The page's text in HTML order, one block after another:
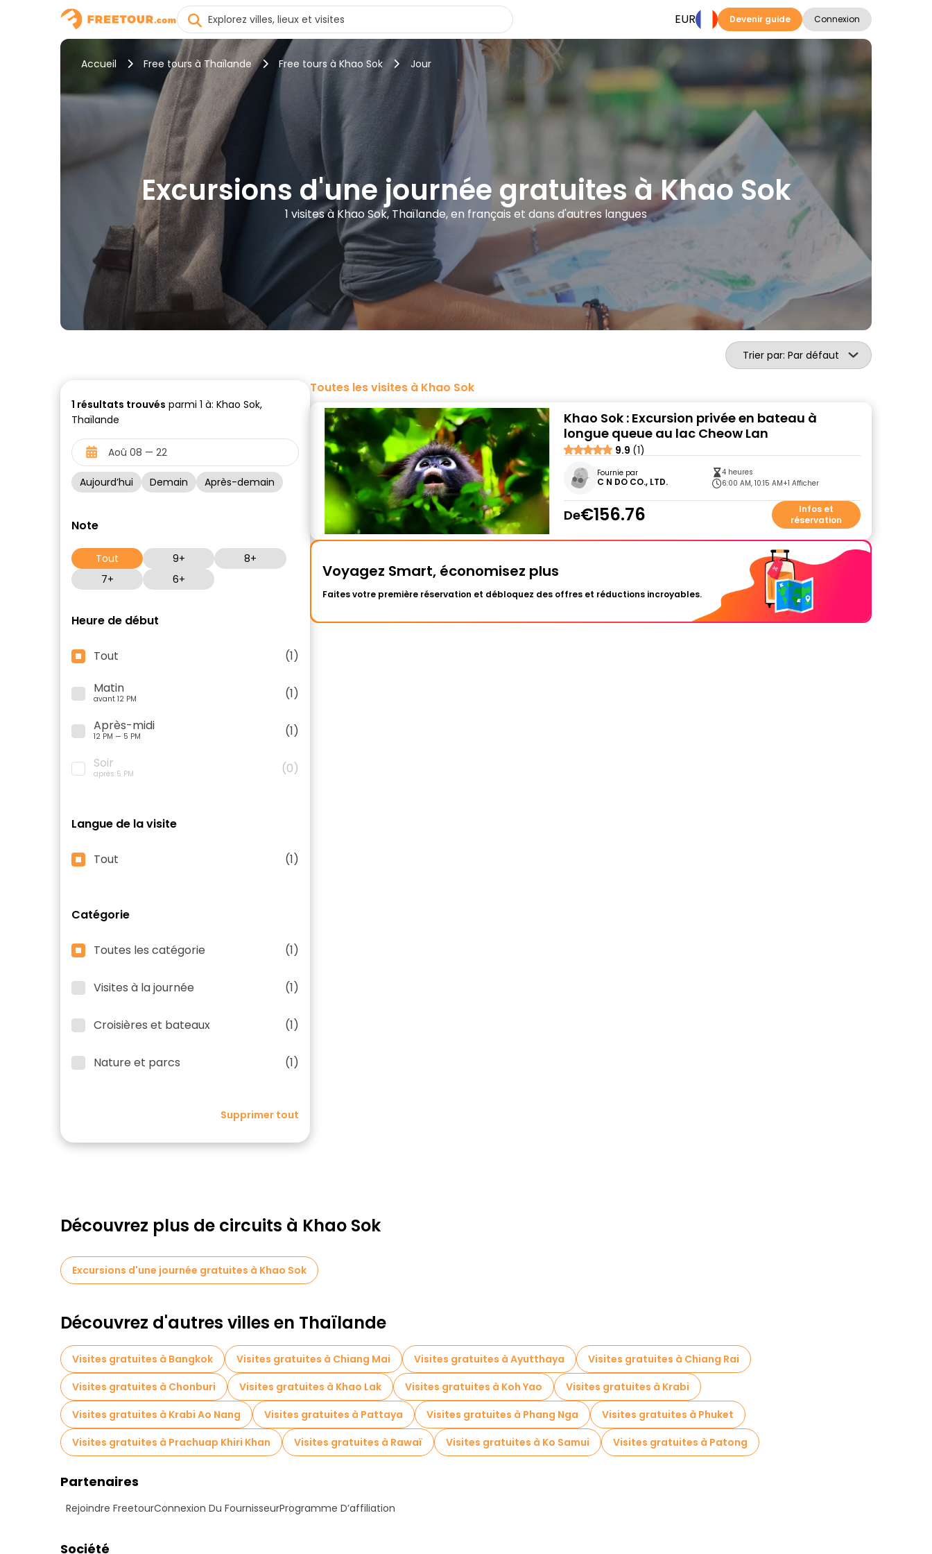
EUR Devenir guide Connexion
Accueil Free tours à Thaïlande Free tours à Khao Sok Jour
Excursions d'une journée gratuites à Khao Sok
1 visites à Khao Sok, Thaïlande, en français et dans d'autres langues
Trier par: Par défaut
1 résultats trouvés parmi 1 à: Khao Sok,
Thaïlande
Aujourd’hui Demain Après-demain
Note
Tout 9+
8+
7+
6+
Heure de début
Tout
(1)
Matin
avant 12 PM
(1)
Après-midi
12 PM — 5 PM
(1)
Soir
après 5 PM (0)
Langue de la visite
Tout (1)
Catégorie
Toutes les catégorie (1)
Visites à la journée (1)
Croisières et bateaux (1)
Nature et parcs (1)
Supprimer tout
Toutes les visites à Khao Sok
Khao Sok : Excursion privée en bateau à
longue queue au lac Cheow Lan
9.9 (1)
Fournie par
C N DO CO., LTD.
4 heures
6:00 AM, 10:15 AM+1 Afficher
De€156.76
Infos et
réservation
Voyagez Smart, économisez plus
Faites votre première réservation et débloquez des offres et réductions incroyables.
Découvrez plus de circuits à Khao Sok
Excursions d'une journée gratuites à Khao Sok
Découvrez d'autres villes en Thaïlande
Visites gratuites à Bangkok Visites gratuites à Chiang Mai Visites gratuites à Ayutthaya
Visites gratuites à Chiang Rai
Visites gratuites à Chonburi
Visites gratuites à Khao Lak Visites gratuites à Koh Yao
Visites gratuites à Krabi
Visites gratuites à Krabi Ao Nang
Visites gratuites à Pattaya Visites gratuites à Phang Nga
Visites gratuites à Phuket
Visites gratuites à Prachuap Khiri Khan
Visites gratuites à Rawaï Visites gratuites à Ko Samui Visites gratuites à Patong
Partenaires
Rejoindre FreetourConnexion Du FournisseurProgramme D’affiliation
Société